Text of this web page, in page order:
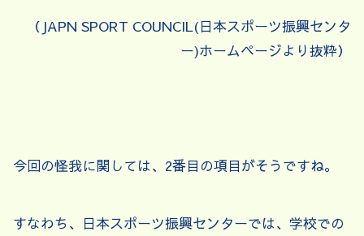
（JAPN SPORT COUNCIL(日本スポーツ振興センタ
ー)ホームページより抜粋）
今回の怪我に関しては、2番目の項目がそうですね。
すなわち、日本スポーツ振興センターでは、学校での